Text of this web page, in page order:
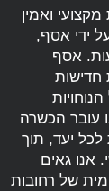
ואמין
ידי אסף,
אסף
חדישות
עובר הכשרה
יעד, תוך
אנו גאים
של רחובות